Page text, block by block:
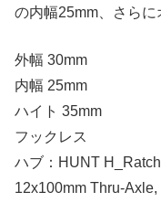
の内幅25mm、さら
外幅 30mm
内幅 25mm
ハイト 35mm
フックレス
ハブ：HUNT
12x100mm Thru-